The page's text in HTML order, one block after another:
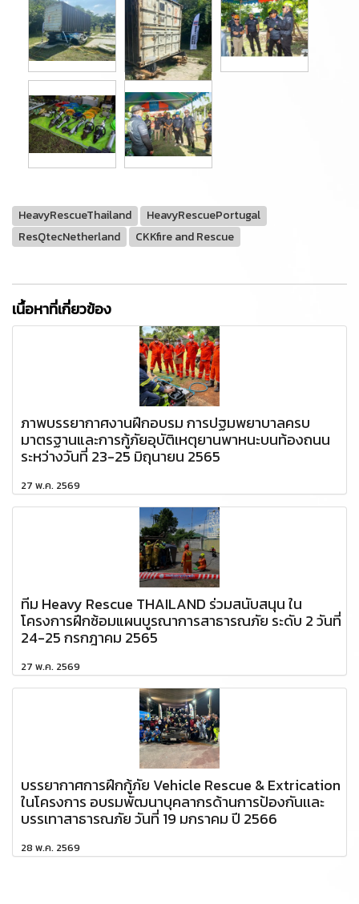
HeavyRescueThailand
HeavyRescuePortugal
ResQtecNetherland
CKKfire and Rescue
เนื้อหาที่เกี่ยวข้อง
ภาพบรรยากาศงานฝึกอบรม การปฐมพยาบาลครบ
มาตรฐานและการกู้ภัยอุบัติเหตุยานพาหนะบนท้องถนน
ระหว่างวันที่ 23-25 มิถุนายน 2565
27 พ.ค. 2569
ทีม Heavy Rescue THAILAND ร่วมสนับสนุน ใน
โครงการฝึกซ้อมแผนบูรณาการสาธารณภัย ระดับ 2 วันที่
24-25 กรกฎาคม 2565
27 พ.ค. 2569
บรรยากาศการฝึกกู้ภัย Vehicle Rescue & Extrication
ในโครงการ อบรมพัฒนาบุคลากรด้านการป้องกันเเละ
บรรเทาสาธารณภัย วันที่ 19 มกราคม ปี 2566
28 พ.ค. 2569